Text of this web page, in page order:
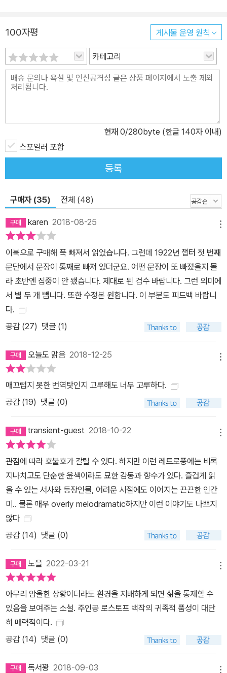
되기로 결심한 그는 믿을 수 없을 만큼 위풍당당하게 그 일을 해낸다.
그는 누구보다도 술에 대해 잘 알고 있으며, 전혀 수줍어하지 않고 자
신의 의견을 남들과 나눈다. 백작은 너무 잘난 탓에 참고 봐줄 수 없는
인물이어야 하지만, 그러나 너무나 매력적이어서 모든 게 잘 굴러간
다. 작가 토울스는 세부 사항을 기발하게 기술하는 재능이 있다. 이 작
레를 정하기 전에 애피타이저를 먼저 고르면 결과적으로 후회하는 일
이 생길 수도 있다는 것을 경험을 통해 배웠기 때문이다.’ 이 같은 기
술은 한 인물에 대해 아주 많은 것을 말해준다. 책을 다 읽었을 무렵에
는 백작이 나의 오랜 친구인 듯한 느낌이 들었다. 이 소설을 즐기기 위
아하는 사람이라면 반드시 이 소설을 읽어야 한다. 나는 20세기 초의
러시아 역사가 엄청 흥미롭다고 생각한다. 그래서 레닌과 스탈린에
관한 책을 꽤 많이 읽었다. 『모스크바의 신사』는 비록 허구이기는 하
지만 그 시대에 대한 새로운 시각을 내게 주었다. 토울스는 백작에 초
점을 맞추므로 대부분의 주요 역사적 사건(예를 들어 제2차 세계대
전)들이 지나가는 언급 이상의 것이 되지 못한다. 하지만 나는 그럼에
도 이 사건들이 여전히 메트로폴의 세계를 크고 작은 방식으로 변화
치는가, 하는 것에 대한 감각을 우리에게 제공한다. 『모스크바의 신
기 때문이다. 여기에는 환상적인 로맨스와 정치, 스파이 활동, 부모가
된다는 것, 그리고 시(詩)가 있다. 이 작품은 엄밀히 말하면 역사 소
설이지만, 스릴러나 러브 스토리라고 불러도 역시 정확한 표현일 것
이다. 러시아가 여러분의 ‘반드시 가봐야 할 곳’ 목록에 들어 있지 않
다 해도, (이 책을 읽는) 이번 여름에는 모든 사람이 토울스의 모스크
바 여행을 충분히 즐길 수 있을 거라고 생각한다. 두 번의 혁명 이후 1
920년대 러시아, 메트로폴 호텔에 종신 연금된 구시대 귀족 로스토
프 백작의 우아한 생존기 뉴욕타임스 초장기 베스트셀러, 버락 오바
마 전 미국 대통령의 2017년 추천 도서 『모스크바의 신사』가 현대문
학에서 출간되었다. 『모스크바의 신사』는 미국 작가 에이모 토울스의
두 번째 장편소설로, 고전 문학을 연상시키는 작풍과 현대적이고 세
련된 분위기, 매력 있는 등장인물을 잘 접목시켰다는 평가를 받으며
데뷔작 『우아한 연인Rules of Civility』에 이어 큰 성공을 이루었다.
발한 상상력으로 독자들의 마음을 사로잡으며 베스트셀러 작가로서
의 입지를 다졌다. 『모스크바의 신사』에서 에이모 토울스는 암울한
시대를 재치 있게 풍자하고, 알렉산드르 로스토프 백작이라는 한 개
인의 소중한 하루를 통해 시대의 숨은 낭만을 밖으로 꺼내놓는다. 역
적 사건이나 드라마틱한 서사가 지나치기 쉬운 시대의 아름다운 부분
100자평 게시물 운영 원칙
카테고리
현재 0/280byte (한글 140자 이내)
스포일러 포함
등록
구매자 (35) 전체 (48)
karen 2018-08-25
이북으로 구매해 푹 빠져서 읽었습니다. 그런데 1922년 챕터 첫 번째
문단에서 문장이 통째로 빠져 있더군요. 어떤 문장이 또 빠졌을지 몰
라 초반엔 집중이 안 됐습니다. 제대로 된 검수 바랍니다. 그런 의미에
서 별 두 개 뺍니다. 또한 수정본 원합니다. 이 부분도 피드백 바랍니
다.
공감 (27) 댓글 (1)
오늘도 맑음 2018-12-25
매끄럽지 못한 번역탓인지 고루해도 너무 고루하다.
공감 (19) 댓글 (0)
transient-guest 2018-10-22
관점에 따라 호불호가 갈릴 수 있다. 하지만 이런 레트로풍에는 비록
지나치고도 단순한 윤색이라도 묘한 감동과 향수가 있다. 즐겁게 읽
을 수 있는 서사와 등장인물, 어려운 시절에도 이어지는 끈끈한 인간
미.. 물론 매우 overly melodramatic하지만 이런 이야기도 나쁘지
않다
공감 (14) 댓글 (0)
노을 2022-03-21
아무리 암울한 상황이더라도 환경을 지배하게 되면 삶을 통제할 수
있음을 보여주는 소설. 주인공 로스토프 백작의 귀족적 품성이 대단
히 매력적이다.
공감 (14) 댓글 (0)
독서꽝 2018-09-03